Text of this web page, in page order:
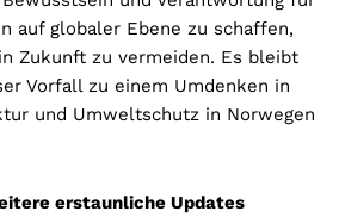
auf globaler Ebene zu schaffen,
Zukunft zu vermeiden. Es bleibt
Vorfall zu einem Umdenken in
und Umweltschutz in Norwegen
erstaunliche Updates